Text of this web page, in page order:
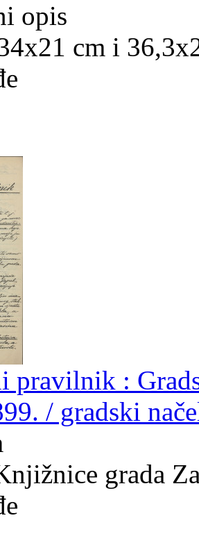
opis
cm i
pravilnik :
/ gradski
grada